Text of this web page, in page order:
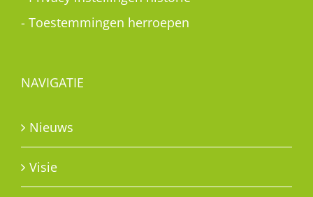
- Toestemmingen herroepen
NAVIGATIE
Nieuws
Visie